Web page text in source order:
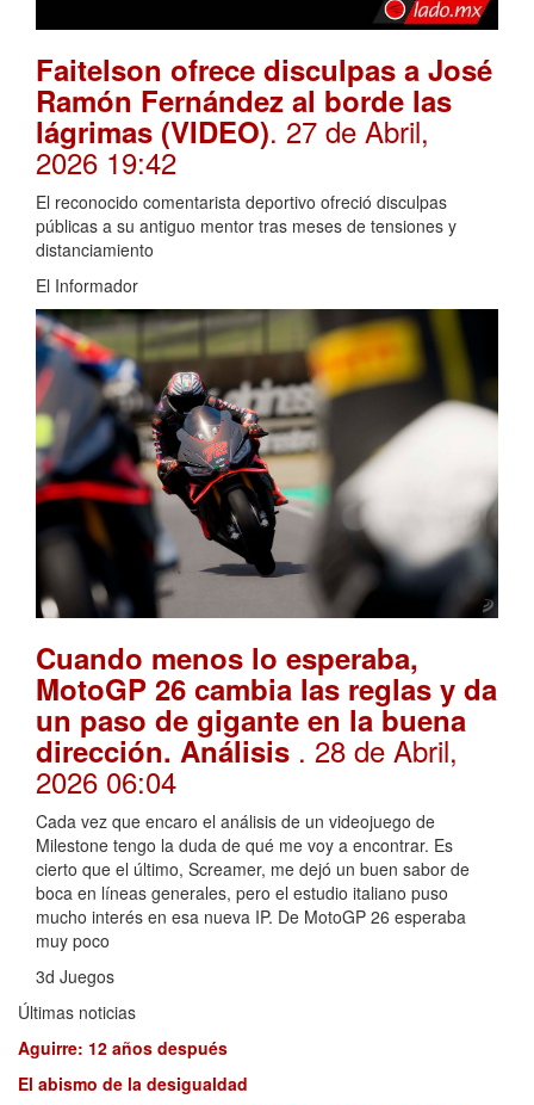
Faitelson ofrece disculpas a José
Ramón Fernández al borde las
lágrimas (VIDEO). 27 de Abril,
2026 19:42
El reconocido comentarista deportivo ofreció disculpas
públicas a su antiguo mentor tras meses de tensiones y
distanciamiento
El Informador
Cuando menos lo esperaba,
MotoGP 26 cambia las reglas y da
un paso de gigante en la buena
dirección. Análisis . 28 de Abril,
2026 06:04
Cada vez que encaro el análisis de un videojuego de
Milestone tengo la duda de qué me voy a encontrar. Es
cierto que el último, Screamer, me dejó un buen sabor de
boca en líneas generales, pero el estudio italiano puso
mucho interés en esa nueva IP. De MotoGP 26 esperaba
muy poco
3d Juegos
Últimas noticias
Aguirre: 12 años después
El abismo de la desigualdad